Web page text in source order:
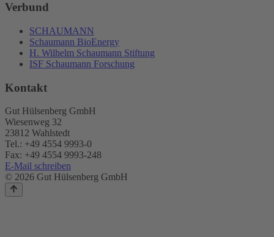
Verbund
SCHAUMANN
Schaumann BioEnergy
H. Wilhelm Schaumann Stiftung
ISF Schaumann Forschung
Kontakt
Gut Hülsenberg GmbH
Wiesenweg 32
23812 Wahlstedt
Tel.: +49 4554 9993-0
Fax: +49 4554 9993-248
E-Mail schreiben
© 2026 Gut Hülsenberg GmbH